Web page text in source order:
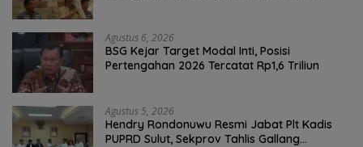
Agustus 6, 2026
BSG Kejar Target Modal Inti, Posisi
Pertengahan 2026 Tercatat Rp1,6 Triliun
Agustus 5, 2026
Hendry Rondonuwu Resmi Jabat Plt Kadis
PUPRD Sulut, Sekprov Tahlis Gallang